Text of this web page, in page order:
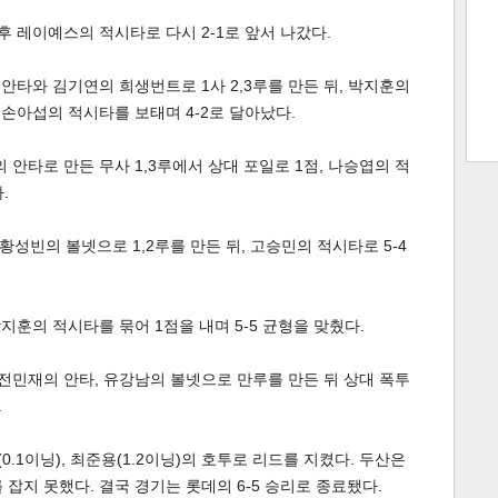
레이예스의 적시타로 다시 2-1로 앞서 나갔다.
타와 김기연의 희생번트로 1사 2,3루를 만든 뒤, 박지훈의
아섭의 적시타를 보태며 4-2로 달아났다.
안타로 만든 무사 1,3루에서 상대 포일로 1점, 나승엽의 적
성빈의 볼넷으로 1,2루를 만든 뒤, 고승민의 적시타로 5-4
훈의 적시타를 묶어 1점을 내며 5-5 균형을 맞췄다.
민재의 안타, 유강남의 볼넷으로 만루를 만든 뒤 상대 폭투
이닝), 최준용(1.2이닝)의 호투로 리드를 지켰다. 두산은
지 못했다. 결국 경기는 롯데의 6-5 승리로 종료됐다.